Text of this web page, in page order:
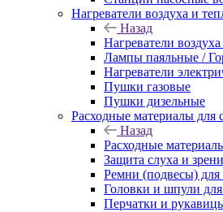
Нагреватели воздуха и
Назад
Нагреватели
Лампы паяльные /
Нагреватели
Пушки газовые
Пушки дизельные
Расходные материалы для
Назад
Расходные
Защита слуха и
Ремни (подвесы) для
Головки и шпули
Перчатки и